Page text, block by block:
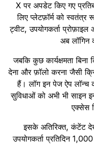
X पर अपडेट किए गए
लिए प्लेटफ़ॉर्म को स्वतंत्र
ट्वीट, उपयोगकर्ता
अब लॉगिन
जबकि कुछ कार्यक्षमता
देना और फ़ॉलो करना जैसी
हैं। लॉग इन पेज ऐप
सुविधाओं को अभी भी साइन
एक्सेस
इसके अतिरिक्त, कंटेंट
उपयोगकर्ता प्रतिदिन